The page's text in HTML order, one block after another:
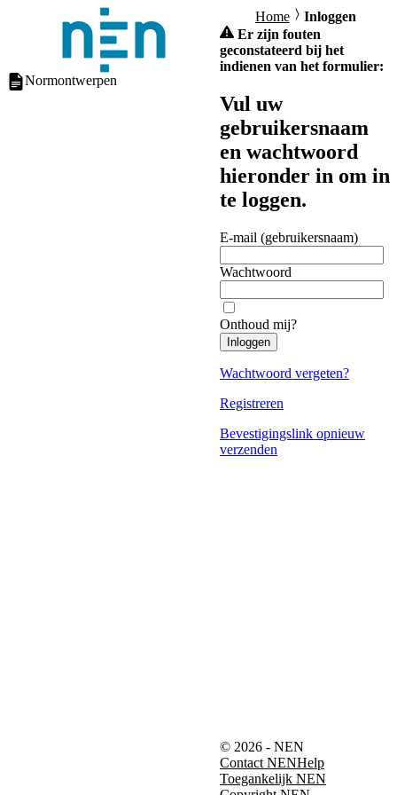
Normontwerpen
Home
Inloggen
Er zijn fouten
geconstateerd bij het
indienen van het formulier:
Vul uw
gebruikersnaam
en wachtwoord
hieronder in om in
te loggen.
E-mail (gebruikersnaam)
Wachtwoord
Onthoud mij?
Inloggen
Wachtwoord vergeten?
Registreren
Bevestigingslink opnieuw
verzenden
© 2026 - NEN
Contact NENHelp
Toegankelijk NEN